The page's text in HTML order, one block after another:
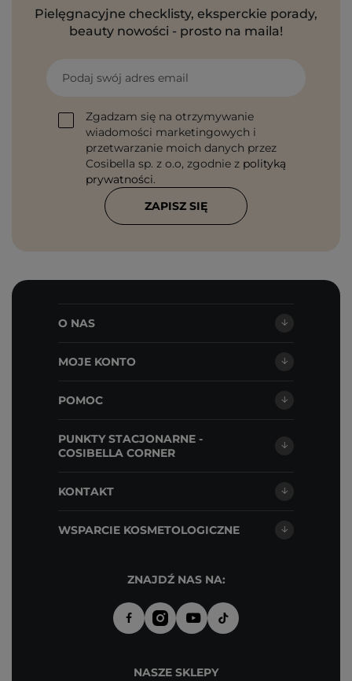
Pielęgnacyjne checklisty, eksperckie porady,
beauty nowości - prosto na maila!
Podaj swój adres email
Zgadzam się na otrzymywanie
wiadomości marketingowych i
przetwarzanie moich danych przez
Cosibella sp. z o.o, zgodnie z polityką
prywatności.
ZAPISZ SIĘ
O NAS
MOJE KONTO
POMOC
PUNKTY STACJONARNE -
COSIBELLA CORNER
KONTAKT
WSPARCIE KOSMETOLOGICZNE
ZNAJDŹ NAS NA:
NASZE SKLEPY